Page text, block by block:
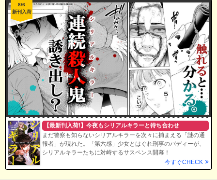
8/6
新刊入荷
【最新刊入荷!】今夜もシリアルキラーと待ち合わせ
まだ警察も知らないシリアルキラーを次々に捕まえる「謎の通
報者」が現れた。「第六感」少女とはぐれ刑事のバディーが、
シリアルキラーたちに対峙するサスペンス開幕！
今すぐCHECK